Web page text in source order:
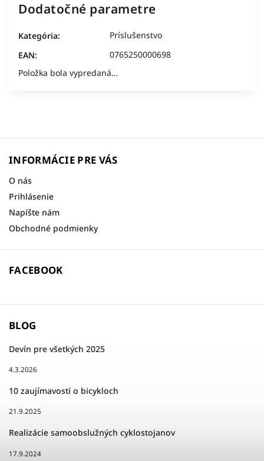
Dodatočné parametre
Kategória:
Príslušenstvo
EAN:
0765250000698
Položka bola vypredaná…
INFORMÁCIE PRE VÁS
O nás
Prihlásenie
Napíšte nám
Obchodné podmienky
FACEBOOK
BLOG
Devín pre všetkých 2025
4.3.2026
10 zaujímavostí o bicykloch
21.9.2025
Realizácie samoobslužných cyklostojanov
17.9.2024